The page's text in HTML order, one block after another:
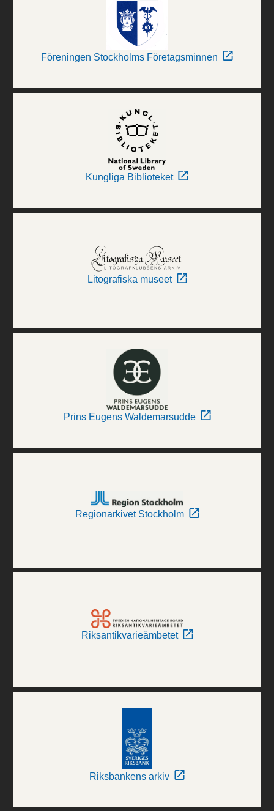
Föreningen Stockholms Företagsminnen
Kungliga Biblioteket
Litografiska museet
Prins Eugens Waldemarsudde
Regionarkivet Stockholm
Riksantikvarieämbetet
Riksbankens arkiv